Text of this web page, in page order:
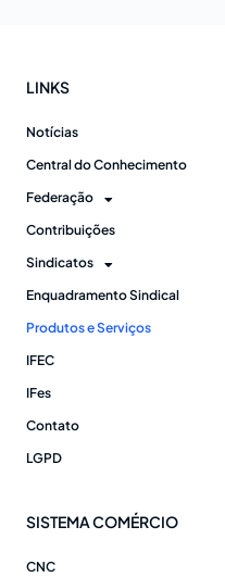
LINKS
Notícias
Central do Conhecimento
Federação
Contribuições
Sindicatos
Enquadramento Sindical
Produtos e Serviços
IFEC
IFes
Contato
LGPD
SISTEMA COMÉRCIO
CNC